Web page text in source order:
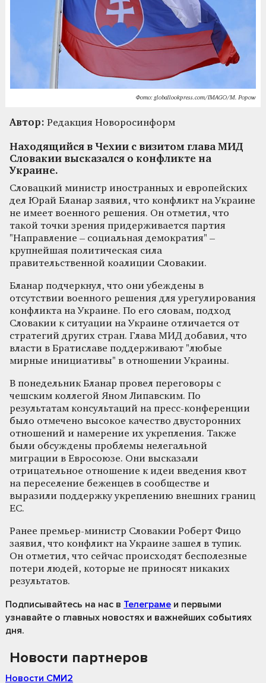
Фото: globallookpress.com/IMAGO/M. Popow
Автор: Редакция Новоросинформ
Находящийся в Чехии с визитом глава МИД
Словакии высказался о конфликте на
Украине.
Словацкий министр иностранных и европейских
дел Юрай Бланар заявил, что конфликт на Украине
не имеет военного решения. Он отметил, что
такой точки зрения придерживается партия
"Направление – социальная демократия" –
крупнейшая политическая сила
правительственной коалиции Словакии.
Бланар подчеркнул, что они убеждены в
отсутствии военного решения для урегулирования
конфликта на Украине. По его словам, подход
Словакии к ситуации на Украине отличается от
стратегий других стран. Глава МИД добавил, что
власти в Братиславе поддерживают "любые
мирные инициативы" в отношении Украины.
В понедельник Бланар провел переговоры с
чешским коллегой Яном Липавским. По
результатам консультаций на пресс-конференции
было отмечено высокое качество двусторонних
отношений и намерение их укрепления. Также
были обсуждены проблемы нелегальной
миграции в Евросоюзе. Они высказали
отрицательное отношение к идеи введения квот
на переселение беженцев в сообществе и
выразили поддержку укреплению внешних границ
ЕС.
Ранее премьер-министр Словакии Роберт Фицо
заявил, что конфликт на Украине зашел в тупик.
Он отметил, что сейчас происходят бесполезные
потери людей, которые не приносят никаких
результатов.
Подписывайтесь на нас в Телеграме и первыми
узнавайте о главных новостях и важнейших событиях
дня.
Новости партнеров
Новости СМИ2